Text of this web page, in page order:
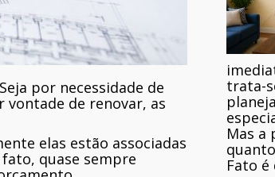
por necessidade de
de renovar, as
elas estão associadas
quase sempre
trata-
Mas a
Fato